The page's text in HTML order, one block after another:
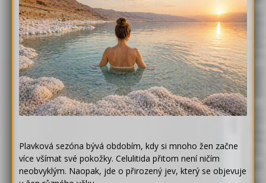
Plavková sezóna bývá obdobím, kdy si mnoho žen začne
více všímat své pokožky. Celulitida přitom není ničím
neobvyklým. Naopak, jde o přirozený jev, který se objevuje